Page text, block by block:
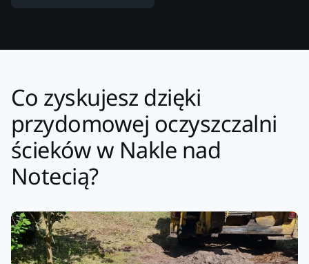
Co zyskujesz dzięki
przydomowej oczyszczalni
ścieków w Nakle nad
Notecią?